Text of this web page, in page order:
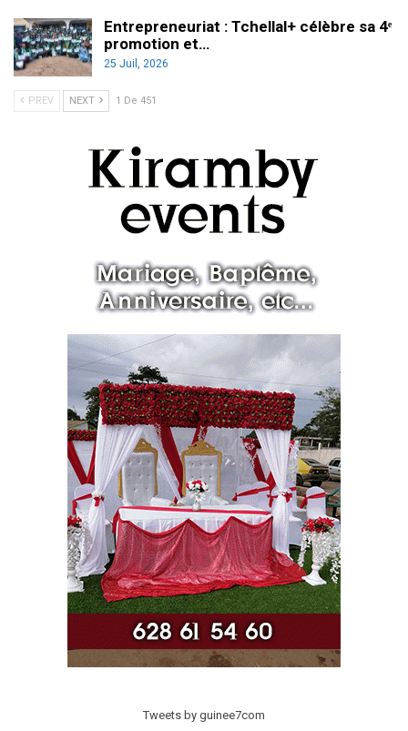
Entrepreneuriat : Tchellal+ célèbre sa 4ᵉ
promotion et…
25 Juil, 2026
PREV NEXT 1 De 451
Tweets by guinee7com